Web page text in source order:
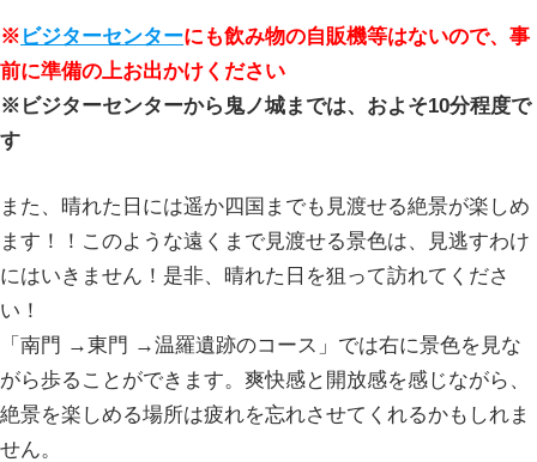
※ ビジターセンターにも飲み物の自販機等はないので、事
前に準備の上お出かけください
※ビジターセンターから 鬼ノ城までは、およそ10分程度で
す
また、晴れた日には遥か四国までも見渡せる絶景が楽しめ
ます！！このような遠くまで見渡せる景色は、見逃すわけ
にはいきません！是非、晴れた日を狙って訪れてくださ
い！
「南門 →東門 →温羅遺跡のコース」では右に景色を見な
がら歩ることができます。爽快感と開放感を感じながら、
絶景を楽しめる場所は疲れを忘れさせてくれるかもしれま
せん。